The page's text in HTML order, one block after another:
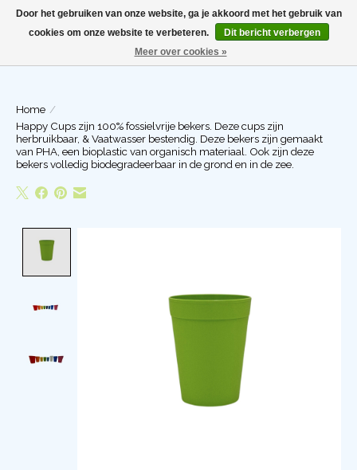
Home /
Happy Cups zijn 100% fossielvrije bekers. Deze cups zijn
herbruikbaar, & Vaatwasser bestendig. Deze bekers zijn gemaakt
van PHA, een bioplastic van organisch materiaal. Ook zijn deze
bekers volledig biodegradeerbaar in de grond en in de zee.
Door het gebruiken van onze website, ga je akkoord met het gebruik van
cookies om onze website te verbeteren.
Dit bericht verbergen
Meer over cookies »